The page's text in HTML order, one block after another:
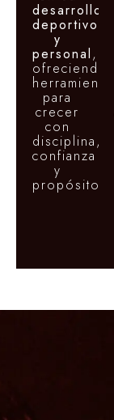
desarrollo
deportivo
y
personal,
ofreciendo
herramientas
para
crecer
con
disciplina,
confianza
y
propósito.